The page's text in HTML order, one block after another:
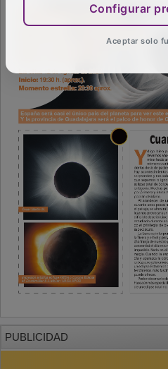
PUBLICIDAD
Configurar
Aceptar solo